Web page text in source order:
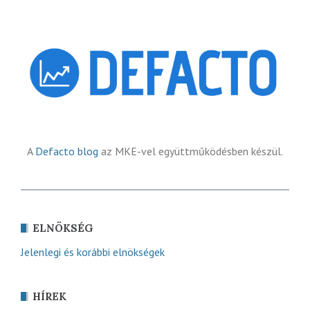
A Defacto blog az MKE-vel együttműködésben készül.
ELNÖKSÉG
Jelenlegi és korábbi elnökségek
HÍREK